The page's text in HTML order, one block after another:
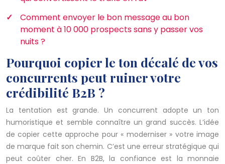
Comment envoyer le bon message au bon
moment à 10 000 prospects sans y passer vos
nuits ?
Pourquoi copier le ton décalé de vos
concurrents peut ruiner votre
crédibilité B2B ?
La tentation est grande. Un concurrent adopte un ton
humoristique et semble connaître un grand succès. L’idée
de copier cette approche pour « moderniser » votre image
de marque fait son chemin. C’est une erreur stratégique qui
peut coûter cher. En B2B, la confiance est la monnaie